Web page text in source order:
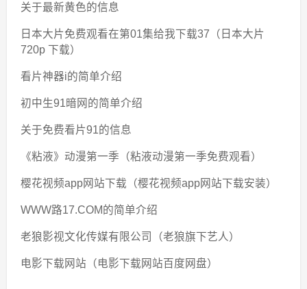
关于最新黄色的信息
日本大片免费观看在第01集给我下载37（日本大片
720p 下载）
看片神器i的简单介绍
初中生91暗网的简单介绍
关于免费看片91的信息
《粘液》动漫第一季（粘液动漫第一季免费观看）
樱花视频app网站下载（樱花视频app网站下载安装）
WWW路17.COM的简单介绍
老狼影视文化传媒有限公司（老狼旗下艺人）
电影下载网站（电影下载网站百度网盘）